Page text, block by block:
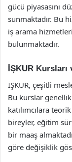
gücü piyasasını
sunmaktadır. Bu
iş arama
bulunmaktadır.
İŞKUR Kursları
İŞKUR, çeşitli
Bu kurslar
katılımcılara
bireyler, eğitim
bir maaş
göre değişiklik